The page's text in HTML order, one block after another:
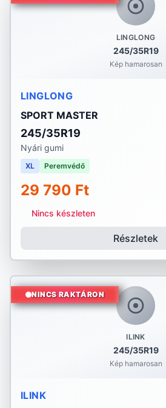
LINGLONG
245/35R19
Kép hamarosan
LINGLONG
SPORT MASTER
245/35R19
Nyári gumi
XL Peremvédő
29 790 Ft
Nincs készleten
Részletek
ILINK
245/35R19
Kép hamarosan
NINCS RAKTÁRON
ILINK